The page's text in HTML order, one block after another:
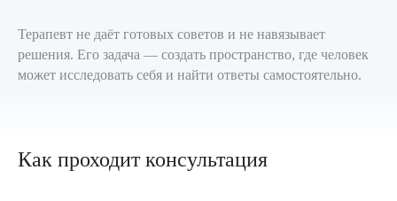
Терапевт не даёт готовых советов и не навязывает
решения. Его задача — создать пространство, где человек
может исследовать себя и найти ответы самостоятельно.
Как проходит консультация